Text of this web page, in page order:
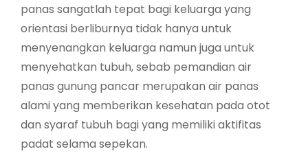
panas sangatlah tepat bagi keluarga yang
orientasi berliburnya tidak hanya untuk
menyenangkan keluarga namun juga untuk
menyehatkan tubuh, sebab pemandian air
panas gunung pancar merupakan air panas
alami yang memberikan kesehatan pada otot
dan syaraf tubuh bagi yang memiliki aktifitas
padat selama sepekan.